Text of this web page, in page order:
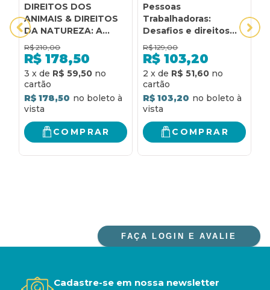
DIREITOS DOS
ANIMAIS & DIREITOS
DA NATUREZA: A
DIGNIDADE DA
PESSOA NÃO
HUMANA
EXPANDINDO O
CÂNONE DOS
DIREITOS HUMANOS
R$ 210,00
R$ 178,50
3 x de R$ 59,50
R$ 178,50
COMPRAR
Pessoas
Trabalhadoras:
Desafios e direitos
fundamentais no
século 21
R$ 129,00
R$ 103,20
2 x de R$ 51,60
R$ 103,20
COMPRAR
FAÇA LOGIN E AVALIE
Cadastre-se em nossa newsletter